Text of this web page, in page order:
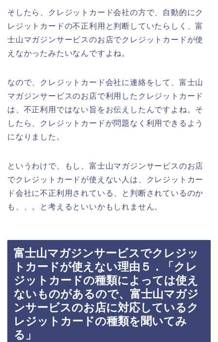
そしたら、クレジットカード会社の方で、自動的にク
レジットカードの不正利用と判断していたらしく、富
士山マガジンサービスのお店でクレジットカードが使
えなかったみたいなんですよね。
なので、クレジットカード会社に連絡をして、富士山
マガジンサービスのお店で利用したクレジットカード
は、不正利用ではない旨をお伝えしたんですよね。そ
したら、クレジットカードが問題なく利用できるよう
になりました。
というわけで、もし、富士山マガジンサービスのお店
でクレジットカードが使えない人は、クレジットカー
ド会社に不正利用されている、と判断されているのか
も、、。と考えるといいかもしれません。
富士山マガジンサービスでクレジッ
トカードが使えない理由５．「クレ
ジットカードの種類によっては使え
ないものがあるので、富士山マガジ
ンサービスのお店に対応しているク
レジットカードの種類を聞いてみ
る」